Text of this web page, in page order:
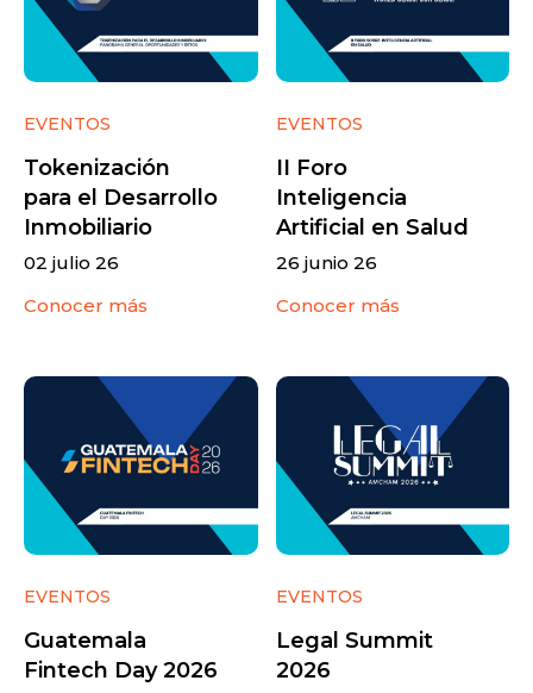
EVENTOS
Tokenización
para el Desarrollo
Inmobiliario
02 julio 26
Conocer más
EVENTOS
II Foro
Inteligencia
Artificial en Salud
26 junio 26
Conocer más
EVENTOS
Guatemala
Fintech Day 2026
EVENTOS
Legal Summit
2026